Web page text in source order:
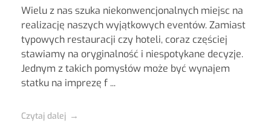
Wielu z nas szuka niekonwencjonalnych miejsc na
realizację naszych wyjątkowych eventów. Zamiast
typowych restauracji czy hoteli, coraz częściej
stawiamy na oryginalność i niespotykane decyzje.
Jednym z takich pomysłów może być wynajem
statku na imprezę f ...
Czytaj dalej